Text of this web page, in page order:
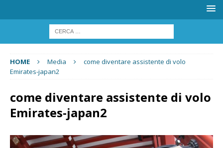
HOME Media
come diventare assistente di volo
Emirates-japan2
come diventare assistente di volo
Emirates-japan2